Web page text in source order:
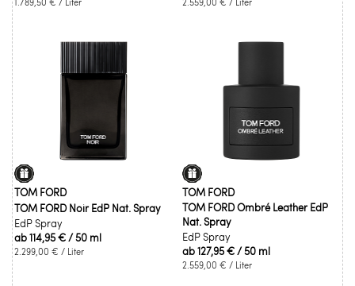
TOM FORD
TOM FORD Noir EdP Nat. Spray
EdP Spray
ab114,95 €/ 50 ml
2.299,00 € / Liter
TOM FORD
TOM FORD Ombré Leather EdP
Nat. Spray
EdP Spray
ab127,95 €/ 50 ml
2.559,00 € / Liter